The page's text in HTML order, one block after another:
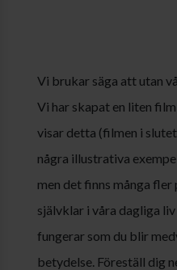
Vi brukar säga att utan
Vi har skapat en liten
visar detta (filmen i
några illustrativa
men det finns många fler
självklar i våra dagliga
fungerar som du blir
betydelse. Föreställ dig